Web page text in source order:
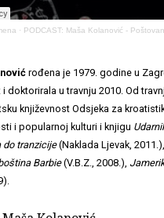
· PODCAST: Maša Kolanović -
rođena je 1979. godine u
i doktorirala u travnju 2010. Od
književnost Odsjeka za
i popularnoj kulturi i knjigu
do tranzicije(Naklada Ljevak,
Barbie(V.B.Z., 2008.),